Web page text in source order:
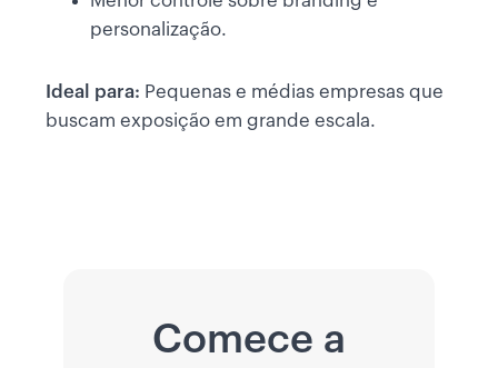
personalização.
Ideal para: Pequenas e médias empresas que
buscam exposição em grande escala.
Comece a